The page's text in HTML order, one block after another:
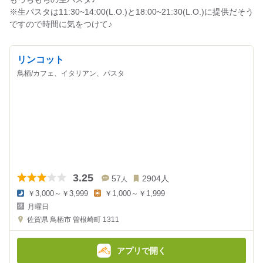
※生パスタは11:30~14:00(L.O.)と18:00~21:30(L.O.)に提供だそう
ですので時間に気をつけて♪
リンコット
鳥栖/カフェ、イタリアン、パスタ
3.25 57 人 2904人
夜
の
金
￥3,000～￥3,999
金
額
￥1,000～￥1,999
月曜日
佐賀県 鳥栖市 曽根崎町 1311
アプリで開く